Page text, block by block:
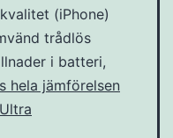
(iPhone)
trådlös
i batteri,
hela jämförelsen